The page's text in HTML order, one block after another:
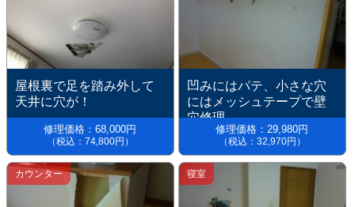
修理価格：68,000円
（税込：74,800円）
屋根裏で足を踏み外して
天井に穴が！
修理価格：29,980円
（税込：32,970円）
凹みにはパテ、小さな穴
にはメッシュテープで壁
穴修理
カウンター 寝室